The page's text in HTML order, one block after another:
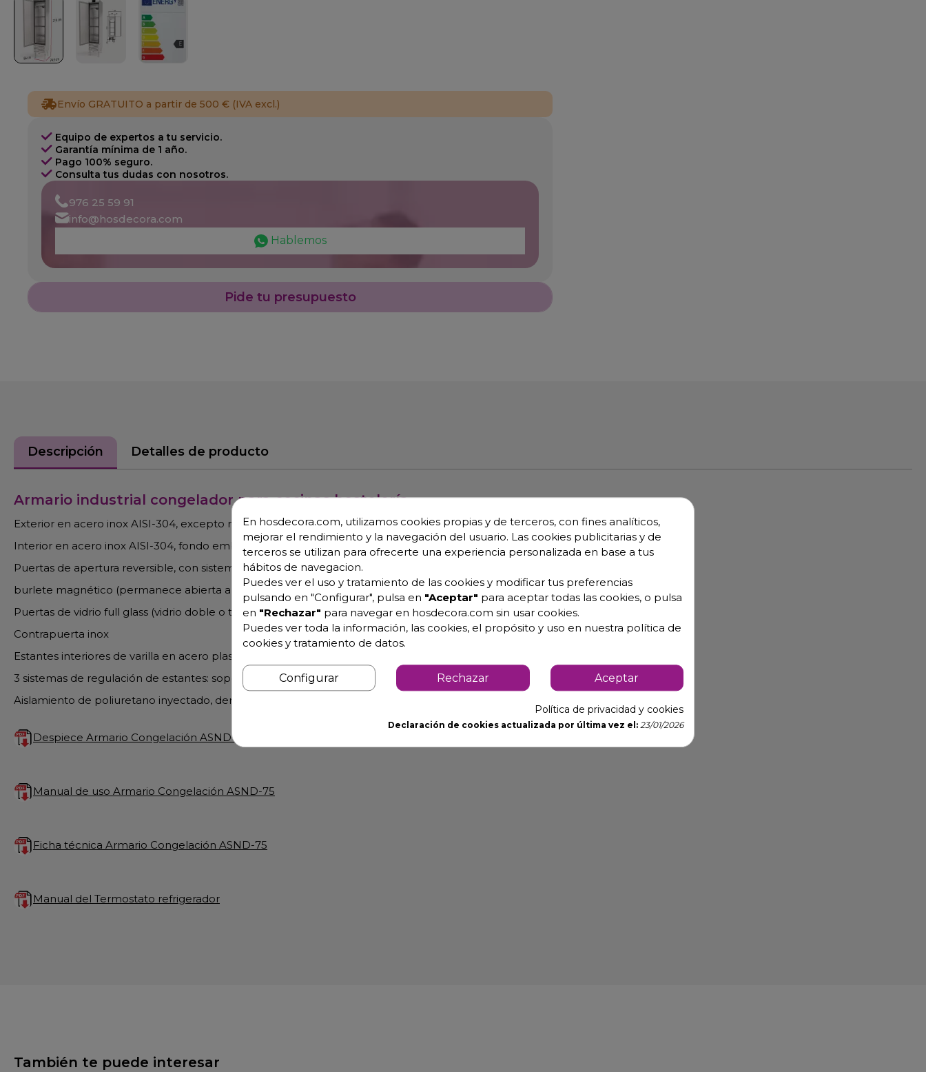
Envío GRATUITO a partir de 500 € (IVA excl.)
Equipo de expertos a tu servicio.
Garantía mínima de 1 año.
Pago 100% seguro.
Consulta tus dudas con nosotros.
976 25 59 91
info@hosdecora.com
Hablemos
Pide tu presupuesto
Descripción Detalles de producto
Armario industrial congelador para cocinas hostelería.
Exterior en acero inox AISI-304, excepto respaldo
Interior en acero inox AISI-304, fondo embutido
Puertas de apertura reversible, con sistema de cierre automático y
burlete magnético (permanece abierta al superar los 90° de apertura)
Puertas de vidrio full glass (vidrio doble o triple según modelo) con serigrafía perimetral gris metalizado
Contrapuerta inox
Estantes interiores de varilla en acero plastificado, regulables en altura
3 sistemas de regulación de estantes: soportes, guías o costado interior embutido (según modelo)
Aislamiento de poliuretano inyectado, densidad 40 Kg/m³, bajo GWP y cero efecto ODP
Despiece Armario Congelación ASND-75
Manual de uso Armario Congelación ASND-75
Ficha técnica Armario Congelación ASND-75
Manual del Termostato refrigerador
También te puede interesar
En hosdecora.com, utilizamos cookies propias y de terceros, con fines analíticos,
mejorar el rendimiento y la navegación del usuario. Las cookies publicitarias y de
terceros se utilizan para ofrecerte una experiencia personalizada en base a tus
hábitos de navegacion.
Puedes ver el uso y tratamiento de las cookies y modificar tus preferencias
pulsando en "Configurar", pulsa en "Aceptar" para aceptar todas las cookies, o pulsa
en "Rechazar" para navegar en hosdecora.com sin usar cookies.
Puedes ver toda la información, las cookies, el propósito y uso en nuestra política de
cookies y tratamiento de datos.
Configurar Rechazar Aceptar
Política de privacidad y cookies
Declaración de cookies actualizada por última vez el: 23/01/2026